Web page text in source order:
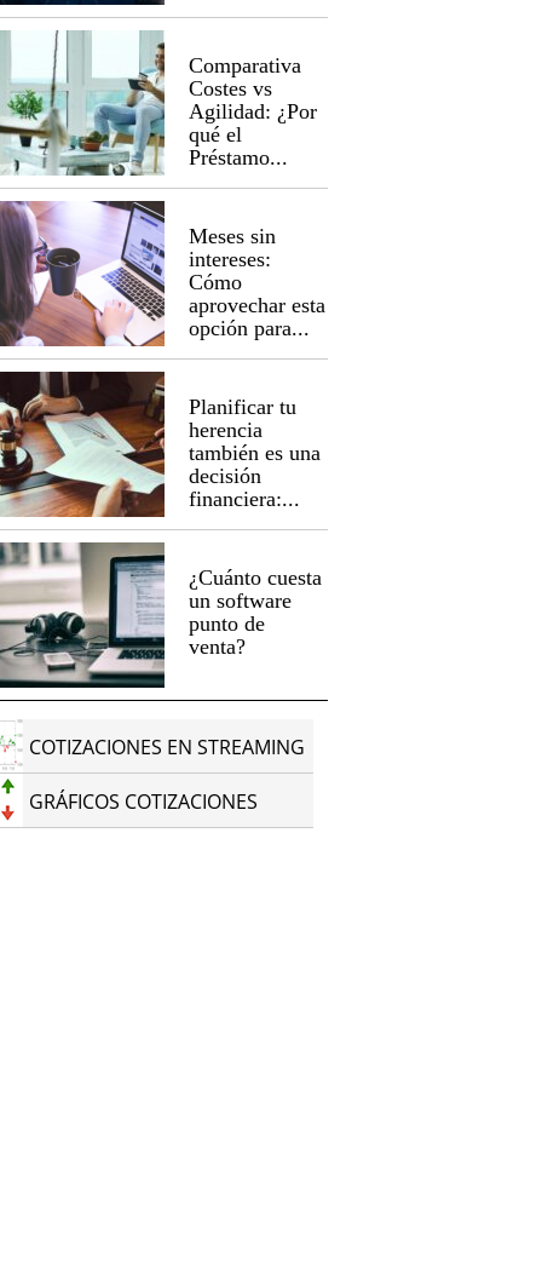
Comparativa
Costes vs
Agilidad: ¿Por
qué el
Préstamo...
Meses sin
intereses:
Cómo
aprovechar esta
opción para...
Planificar tu
herencia
también es una
decisión
financiera:...
¿Cuánto cuesta
un software
punto de
venta?
COTIZACIONES EN STREAMING
GRÁFICOS COTIZACIONES